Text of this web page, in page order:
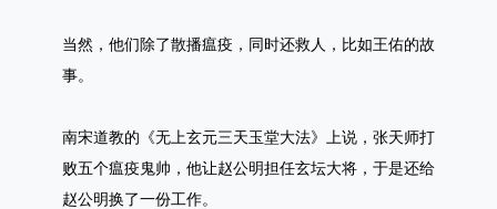
当然，他们除了散播瘟疫，同时还救人，比如王佑的故
事。
南宋道教的《无上玄元三天玉堂大法》上说，张天师打
败五个瘟疫鬼帅，他让赵公明担任玄坛大将，于是还给
赵公明换了一份工作。